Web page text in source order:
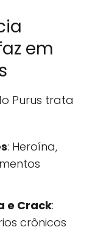
em
Purus trata
: Heroína,
e Crack:
crônicos